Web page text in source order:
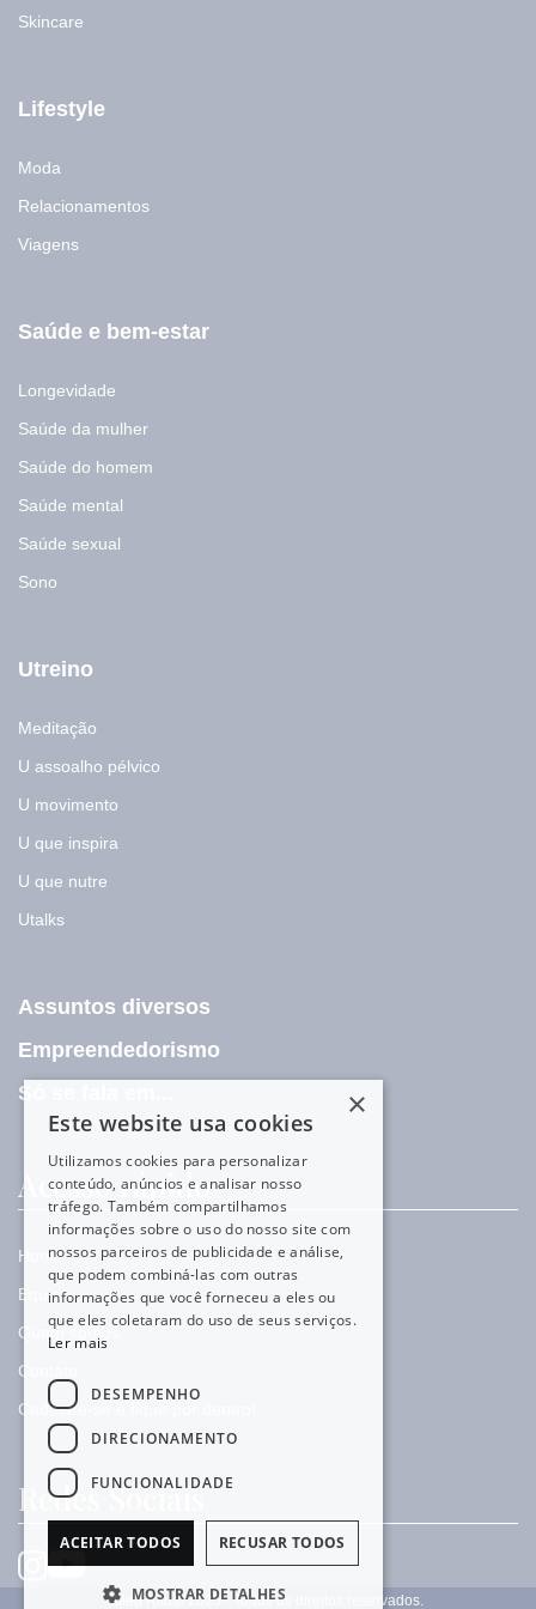
Skincare
Lifestyle
Moda
Relacionamentos
Viagens
Saúde e bem-estar
Longevidade
Saúde da mulher
Saúde do homem
Saúde mental
Saúde sexual
Sono
Utreino
Meditação
U assoalho pélvico
U movimento
U que inspira
U que nutre
Utalks
Assuntos diversos
Empreendedorismo
Só se fala em...
Acesso rápido
Home
Equipe
Quem somos
Contato
Cadastre-se e fique por dentro!
Redes Sociais
Meu Ritual 2025 - Todos os direitos reservados.
×
Este website usa cookies
Utilizamos cookies para personalizar
conteúdo, anúncios e analisar nosso
tráfego. Também compartilhamos
informações sobre o uso do nosso site com
nossos parceiros de publicidade e análise,
que podem combiná-las com outras
informações que você forneceu a eles ou
que eles coletaram do uso de seus serviços.
Ler mais
DESEMPENHO
DIRECIONAMENTO
FUNCIONALIDADE
ACEITAR TODOS RECUSAR TODOS
MOSTRAR DETALHES